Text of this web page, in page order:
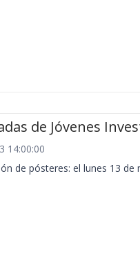
de Jóvenes
14:00:00
de pósteres: el lunes 13 de